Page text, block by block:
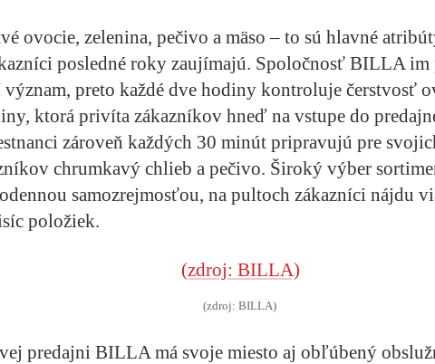
ovocie, zelenina, pečivo a mäso – to sú hlavné
posledné roky zaujímajú. Spoločnosť BILLA im
význam, preto každé dve hodiny kontroluje čerstvosť
ktorá privíta zákazníkov hneď na vstupe do
zároveň každých 30 minút pripravujú pre
chrumkavý chlieb a pečivo. Široký výber
samozrejmosťou, na pultoch zákazníci nájdu
položiek.
(zdroj: BILLA)
predajni BILLA má svoje miesto aj obľúbený